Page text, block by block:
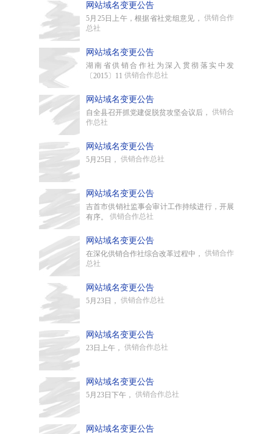
网站域名变更公告
5月25日上午，根据省社党组意见，供销合作
总社
网站域名变更公告
湖南省供销合作社为深入贯彻落实中发
〔2015〕11 供销合作总社
网站域名变更公告
自全县召开抓党建促脱贫攻坚会议后， 供销合
作总社
网站域名变更公告
5月25日， 供销合作总社
网站域名变更公告
吉首市供销社监事会审计工作持续进行，开展
有序。 供销合作总社
网站域名变更公告
在深化供销合作社综合改革过程中， 供销合作
总社
网站域名变更公告
5月23日， 供销合作总社
网站域名变更公告
23日上午， 供销合作总社
网站域名变更公告
5月23日下午， 供销合作总社
网站域名变更公告